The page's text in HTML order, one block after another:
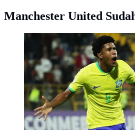
Manchester United
Selebrasi gelandang Timnas Brasil
Santos (AFP/Juan Pablo Pino)